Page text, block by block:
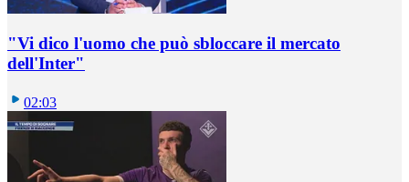
"Vi dico l'uomo che può sbloccare il mercato
dell'Inter"
02:03